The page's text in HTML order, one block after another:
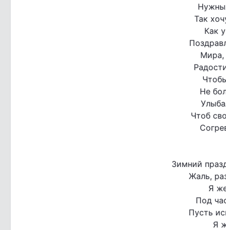
Так
Как
Мира,
Не
Чтоб
Зимний
Жаль,
Я
Под
Пусть
Я